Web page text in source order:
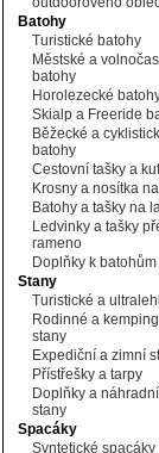
Batohy
Turistické batohy
Městské a
batohy
Horolezecké
Skialp a Freeride
Běžecké a
batohy
Cestovní tašky a
Krosny a nosítka
Batohy a tašky na
Ledvinky a tašky
rameno
Doplňky k batohům
Stany
Turistické a
Rodinné a
stany
Expediční a zimní
Přístřešky a tarpy
Doplňky a
stany
Spacáky
Syntetické spacáky